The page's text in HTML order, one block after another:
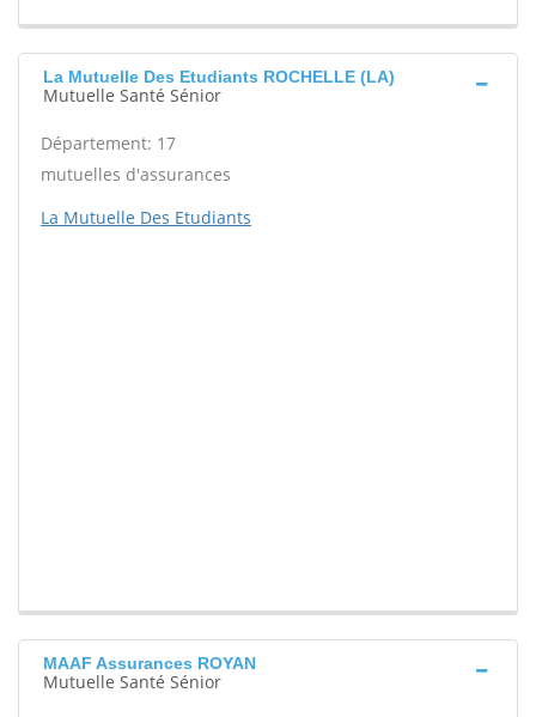
La Mutuelle Des Etudiants ROCHELLE (LA)
Mutuelle Santé Sénior
Département: 17
mutuelles d'assurances
La Mutuelle Des Etudiants
MAAF Assurances ROYAN
Mutuelle Santé Sénior